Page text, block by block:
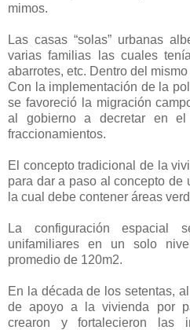
mimos.
Las casas “solas” urbanas
varias familias las cuales
abarrotes, etc. Dentro del mismo
Con la implementación de la
se favoreció la migración
al gobierno a decretar en
fraccionamientos.
El concepto tradicional de la
para dar a paso al concepto de
la cual debe contener áreas
La configuración espacial
unifamiliares en un solo
promedio de 120m2.
En la década de los setentas,
de apoyo a la vivienda por
crearon y fortalecieron las